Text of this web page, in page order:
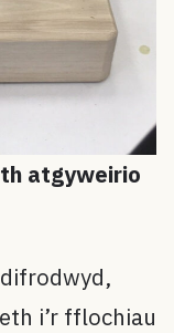
atgyweirio
i’r fflochiau